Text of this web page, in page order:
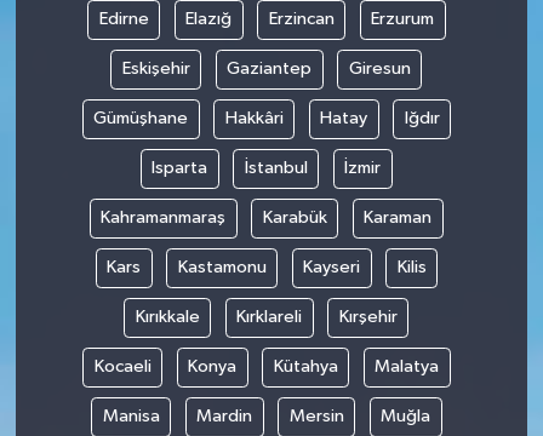
Edirne Elazığ Erzincan Erzurum
Eskişehir Gaziantep Giresun
Gümüşhane Hakkâri Hatay Iğdır
Isparta İstanbul İzmir
Kahramanmaraş Karabük Karaman
Kars Kastamonu Kayseri Kilis
Kırıkkale Kırklareli Kırşehir
Kocaeli Konya Kütahya Malatya
Manisa Mardin Mersin Muğla